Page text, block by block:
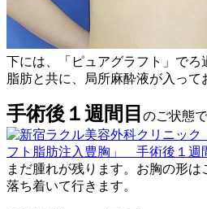
下には、「ピュアグラフト」で
脂肪と共に、局所麻酔液が入って
手術後１週間目 のご状態で
まだ腫れが残ります。お胸の形
落ち着いて行きます。